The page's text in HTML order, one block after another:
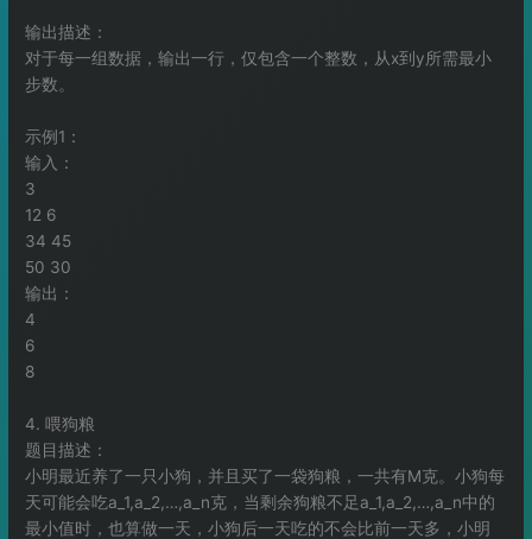
输出描述：
对于每一组数据，输出一行，仅包含一个整数，从x到y所需最小
步数。
示例1：
输入：
3
12 6
34 45
50 30
输出：
4
6
8
4. 喂狗粮
题目描述：
小明最近养了一只小狗，并且买了一袋狗粮，一共有M克。小狗每
天可能会吃a_1,a_2,…,a_n克，当剩余狗粮不足a_1,a_2,…,a_n中的
最小值时，也算做一天，小狗后一天吃的不会比前一天多，小明